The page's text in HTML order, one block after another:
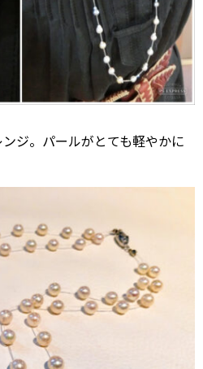
ジ。パールがとても軽やかに